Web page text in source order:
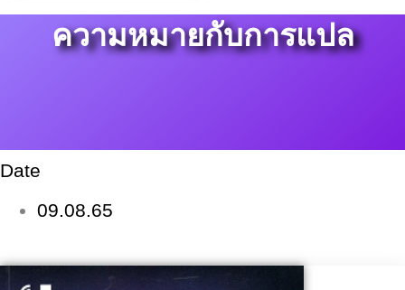
ความหมายกับการแปล
Date
09.08.65